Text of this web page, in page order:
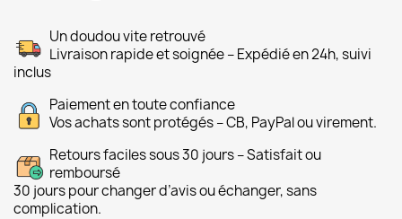
Un doudou vite retrouvé
Livraison rapide et soignée – Expédié en 24h, suivi
inclus
Paiement en toute confiance
Vos achats sont protégés – CB, PayPal ou virement.
Retours faciles sous 30 jours – Satisfait ou
remboursé
30 jours pour changer d’avis ou échanger, sans
complication.